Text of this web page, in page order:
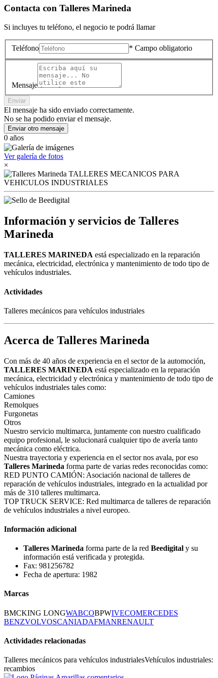
Contacta con Talleres Marineda
Si incluyes tu teléfono, el negocio te podrá llamar
Teléfono * Campo obligatorio
Mensaje
Enviar
El mensaje ha sido enviado correctamente.
No se ha podido enviar el mensaje.
Enviar otro mensaje
0 años
Ver galería de fotos
×
Información y servicios de Talleres
Marineda
TALLERES MARINEDA está especializado en la reparación
mecánica, electricidad, electrónica y mantenimiento de todo tipo de
vehículos industriales.
Actividades
Talleres mecánicos para vehículos industriales
Acerca de Talleres Marineda
Con más de 40 años de experiencia en el sector de la automoción,
TALLERES MARINEDA está especializado en la reparación
mecánica, electricidad y electrónica y mantenimiento de todo tipo de
vehículos industriales tales como:
Camiones
Remolques
Furgonetas
Otros
Nuestro servicio multimarca, juntamente con nuestro cualificado
equipo profesional, le solucionará cualquier tipo de avería tanto
mecánica como eléctrica.
Nuestra trayectoria y experiencia en el sector nos avala, por eso
Talleres Marineda forma parte de varias redes reconocidas como:
RED PUNTO CAMIÓN: Asociación nacional de talleres de
reparación de vehículos industriales, integrado en la actualidad por
más de 310 talleres multimarca.
TOP TRUCK SERVICE: Red multimarca de talleres de reparación
de vehículos industriales a nivel europeo.
Información adicional
Talleres Marineda forma parte de la red Beedigital y su
información está verificada y protegida.
Fax: 981256782
Fecha de apertura: 1982
Marcas
BMCKING LONGWABCOBPWIVECOMERCEDES
BENZVOLVOSCANIADAFMANRENAULT
Actividades relacionadas
Talleres mecánicos para vehículos industrialesVehículos industriales:
recambios